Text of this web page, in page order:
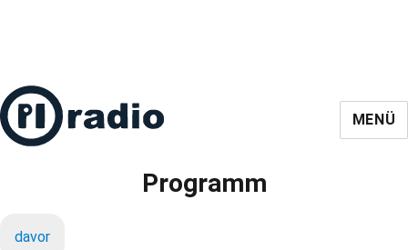
MENÜ
Programm
davor